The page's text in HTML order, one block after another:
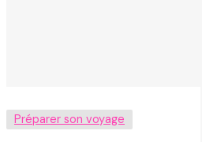
Préparer son voyage